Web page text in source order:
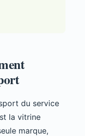
du service
la vitrine
marque,